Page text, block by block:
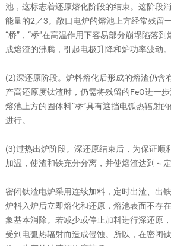
池，这标志着还原熔化阶段的结束。这阶段
能量的2／3。敞口电炉的熔池上方经常残留
“桥”，“桥”在高温作用下容易部分崩塌陷落
成熔渣的沸腾，引起电极升降和炉功率波动。
(2)深还原阶段。炉料熔化后形成的熔渣仍含
产高还原度钛渣时，仍需将残留的FeO进一
熔池上方的固体料“桥”具有遮挡电弧热辐射
进行。
(3)过热出炉阶段。深还原结束后，为保证顺
加温，使渣和铁充分分离，并使熔渣达到～定
密闭钛渣电炉采用连续加料，定时出渣、出
炉料入炉后立即熔化和还原，熔池表面不存
象基本消除。若减少或停止加料进行深还原
受到电弧热辐射而造成侵蚀。所以，在密闭